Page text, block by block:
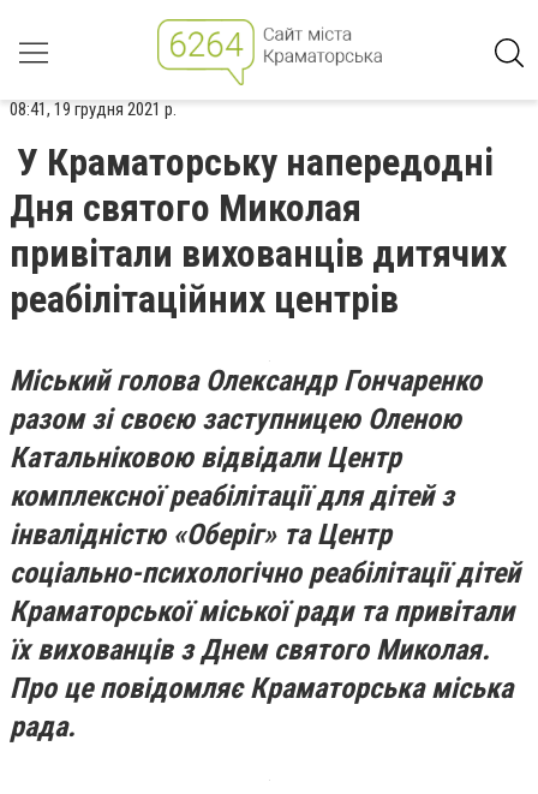
08:41, 19 грудня 2021 р.
У Краматорську напередодні
Дня святого Миколая
привітали вихованців дитячих
реабілітаційних центрів
Міський голова Олександр Гончаренко
разом зі своєю заступницею Оленою
Катальніковою відвідали Центр
комплексної реабілітації для дітей з
інвалідністю «Оберіг» та Центр
соціально-психологічно реабілітації дітей
Краматорської міської ради та привітали
їх вихованців з Днем святого Миколая.
Про це повідомляє Краматорська міська
рада.